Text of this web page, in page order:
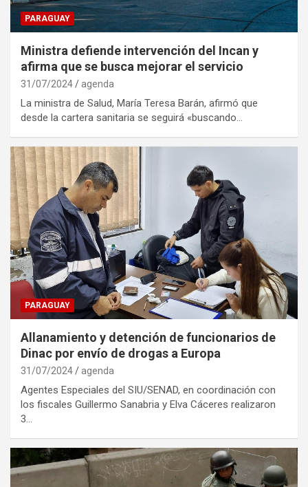
PARAGUAY
Ministra defiende intervención del Incan y
afirma que se busca mejorar el servicio
31/07/2024 agenda
La ministra de Salud, María Teresa Barán, afirmó que
desde la cartera sanitaria se seguirá «buscando…
PARAGUAY
Allanamiento y detención de funcionarios de
Dinac por envío de drogas a Europa
31/07/2024 agenda
Agentes Especiales del SIU/SENAD, en coordinación con
los fiscales Guillermo Sanabria y Elva Cáceres realizaron
3…